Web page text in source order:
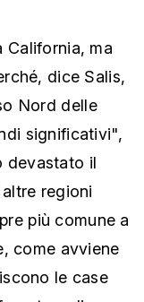
California, ma
dice Salis,
Nord delle
significativi",
devastato il
regioni
più comune a
come avviene
le case